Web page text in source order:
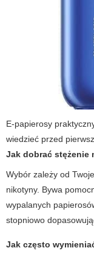
E-papierosy
wiedzieć przed
Jak dobrać stężenie
Wybór zależy od
nikotyny. Bywa
wypalanych
stopniowo
Jak często